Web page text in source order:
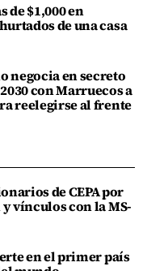
de $1,000 en
de una casa
negocia en secreto
con Marruecos a
reelegirse al frente
de CEPA por
vínculos con la MS-
en el primer país